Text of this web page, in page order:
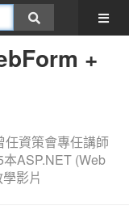
+
任資策會專任講師
ASP.NET (Web
影片